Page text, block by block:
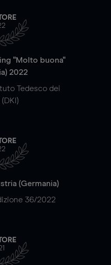
"Molto buona"
2022
Tedesco dei
(Germania)
36/2022